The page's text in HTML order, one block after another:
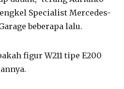
Specialist Mercedes-
beberapa lalu.
figur W211 tipe E200